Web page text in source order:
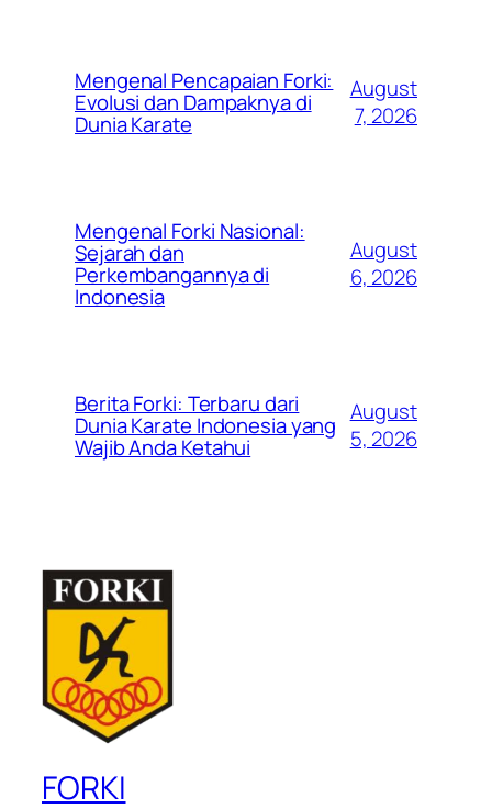
Mengenal Pencapaian Forki:
Evolusi dan Dampaknya di
Dunia Karate
August
7, 2026
Mengenal Forki Nasional:
Sejarah dan
Perkembangannya di
Indonesia
August
6, 2026
Berita Forki: Terbaru dari
Dunia Karate Indonesia yang
Wajib Anda Ketahui
August
5, 2026
FORKI